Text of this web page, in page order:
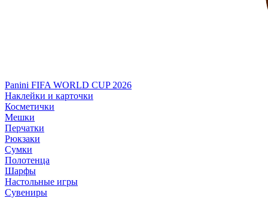
Panini FIFA WORLD CUP 2026
Наклейки и карточки
Косметички
Мешки
Перчатки
Рюкзаки
Сумки
Полотенца
Шарфы
Настольные игры
Сувениры